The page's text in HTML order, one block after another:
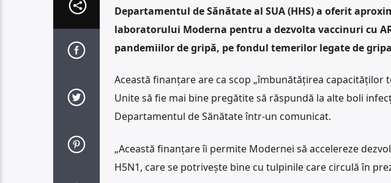
Departamentul de Sănătate al SUA (HHS) a oferit
laboratorului Moderna pentru a dezvolta vaccinuri cu
pandemiilor de gripă, pe fondul temerilor legate de
Această finanțare are ca scop „îmbunătățirea capacităților
Unite să fie mai bine pregătite să răspundă la alte boli
Departamentul de Sănătate într-un comunicat.
„Această finanțare îi permite Modernei să accelereze
H5N1, care se potrivește bine cu tulpinile care circulă în